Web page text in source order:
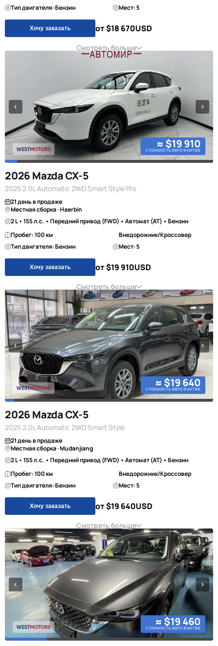
Тип двигателя: Бензин Мест: 5
Хочу заказать от $18 670USD
Смотреть больше
≈ $19 910
стоимость авто в китае
2026 Mazda CX-5
2025 2.0L Automatic 2WD Smart Style Pro
21 день в продаже
Местная сборка · Haerbin
2 L • 155 л.с. • Передний привод (FWD) • Автомат (AT) • Бензин
Пробег: 100 км
Внедорожник/Кроссовер
Тип двигателя: Бензин
Мест: 5
Хочу заказать от $19 910USD
Смотреть больше
≈ $19 640
стоимость авто в китае
2026 Mazda CX-5
2025 2.0L Automatic 2WD Smart Style
21 день в продаже
Местная сборка · Mudanjiang
2 L • 155 л.с. • Передний привод (FWD) • Автомат (AT) • Бензин
Пробег: 100 км
Внедорожник/Кроссовер
Тип двигателя: Бензин
Мест: 5
Хочу заказать от $19 640USD
Смотреть больше
≈ $19 460
стоимость авто в китае